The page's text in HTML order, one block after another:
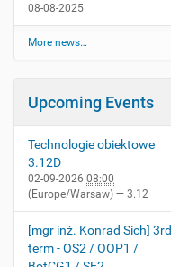
08-08-2025
More news…
Upcoming Events
Technologie obiektowe
3.12D
02-09-2026 08:00
(Europe/Warsaw) — 3.12
[mgr inż. Konrad Sich] 3rd
term - OS2 / OOP1 /